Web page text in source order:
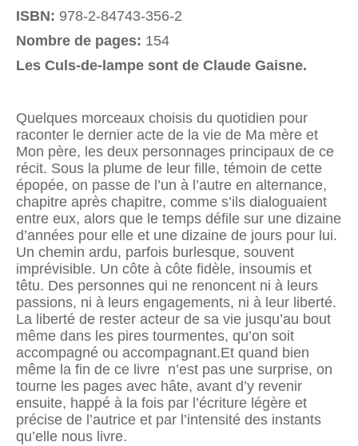
ISBN: 978-2-84743-356-2
Nombre de pages: 154
Les Culs-de-lampe sont de Claude Gaisne.
Quelques morceaux choisis du quotidien pour
raconter le dernier acte de la vie de Ma mère et
Mon père, les deux personnages principaux de ce
récit. Sous la plume de leur fille, témoin de cette
épopée, on passe de l’un à l’autre en alternance,
chapitre après chapitre, comme s’ils dialoguaient
entre eux, alors que le temps défile sur une dizaine
d’années pour elle et une dizaine de jours pour lui.
Un chemin ardu, parfois burlesque, souvent
imprévisible. Un côte à côte fidèle, insoumis et
têtu. Des personnes qui ne renoncent ni à leurs
passions, ni à leurs engagements, ni à leur liberté.
La liberté de rester acteur de sa vie jusqu’au bout
même dans les pires tourmentes, qu’on soit
accompagné ou accompagnant.Et quand bien
même la fin de ce livre n’est pas une surprise, on
tourne les pages avec hâte, avant d’y revenir
ensuite, happé à la fois par l’écriture légère et
précise de l’autrice et par l’intensité des instants
qu’elle nous livre.